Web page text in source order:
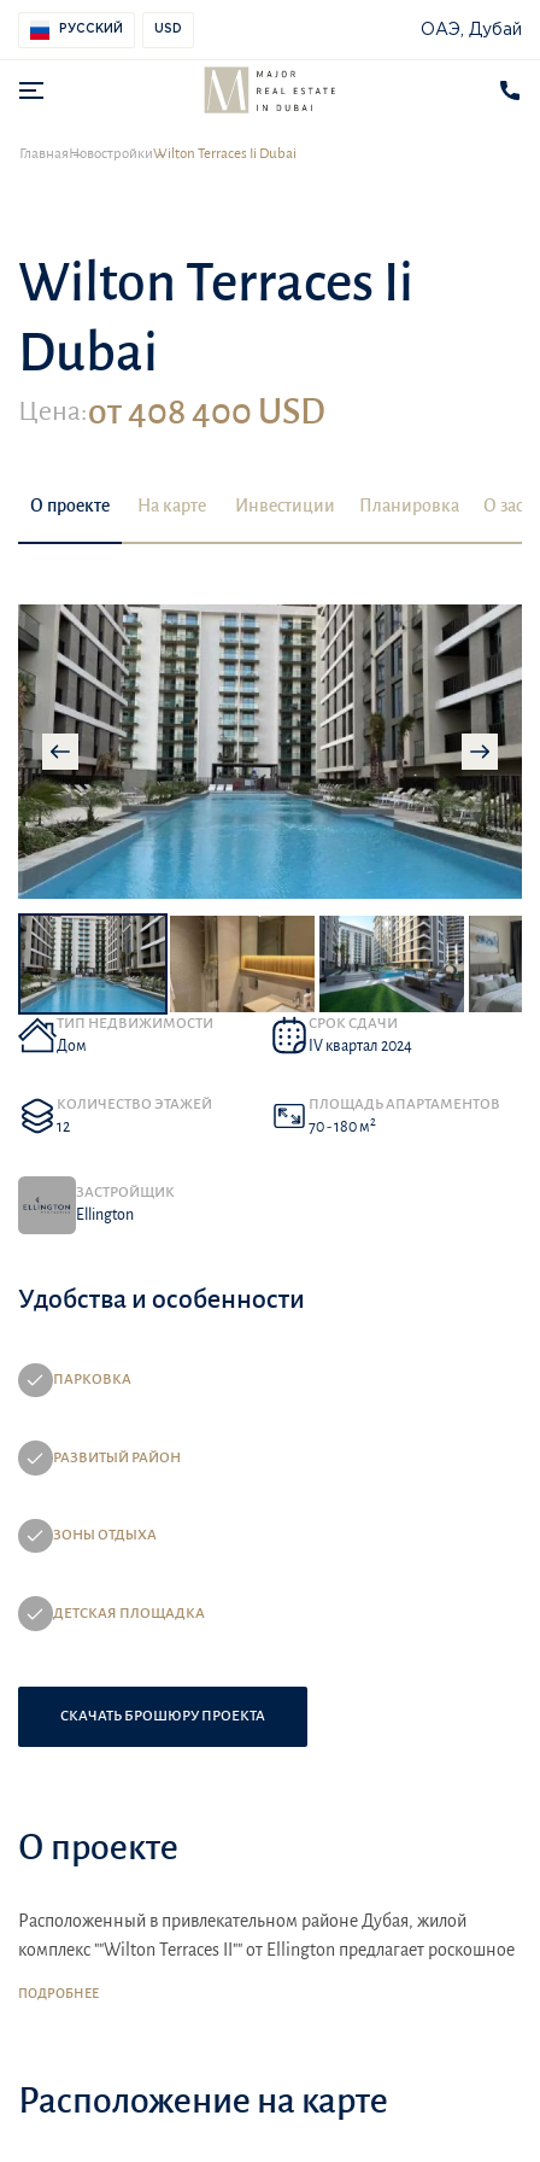
РУССКИЙ USD ОАЭ, Дубай
ГлавнаяНовостройкиWilton Terraces Ii Dubai
Wilton Terraces Ii
Dubai
Цена:от 408 400 USD
О проекте На карте Инвестиции Планировка О
ТИП НЕДВИЖИМОСТИ
Дом
СРОК СДАЧИ
IV квартал 2024
КОЛИЧЕСТВО ЭТАЖЕЙ
12
ПЛОЩАДЬ АПАРТАМЕНТОВ
70 - 180 м2
ЗАСТРОЙЩИК
Ellington
Удобства и особенности
ПАРКОВКА
РАЗВИТЫЙ РАЙОН
ЗОНЫ ОТДЫХА
ДЕТСКАЯ ПЛОЩАДКА
СКАЧАТЬ БРОШЮРУ ПРОЕКТА
О проекте
Расположенный в привлекательном районе Дубая, жилой
комплекс ""Wilton Terraces II"" от Ellington предлагает роскошное
минутах езды
ПОДРОБНЕЕ
Расположение на карте